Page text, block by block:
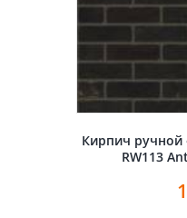
Кирпич ручной
RW113